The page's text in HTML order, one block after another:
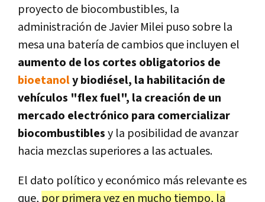
proyecto de biocombustibles, la
administración de Javier Milei puso sobre la
mesa una batería de cambios que incluyen el
aumento de los cortes obligatorios de
bioetanoly biodiésel, la habilitación de
vehículos "flex fuel", la creación de un
mercado electrónico para comercializar
biocombustiblesy la posibilidad de avanzar
hacia mezclas superiores a las actuales.
El dato político y económico más relevante es
que, por primera vez en mucho tiempo, la